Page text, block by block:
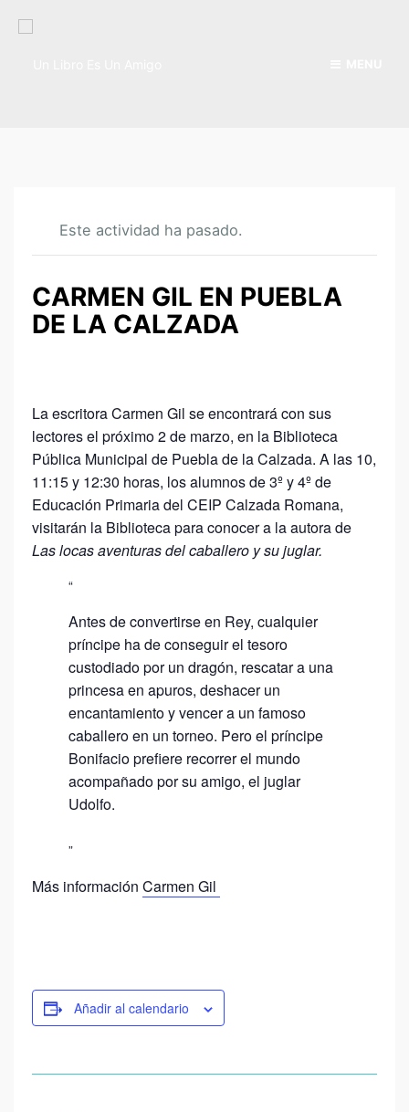
Este actividad ha pasado.
CARMEN GIL EN PUEBLA
DE LA CALZADA
La escritora Carmen Gil se encontrará con sus
lectores el próximo 2 de marzo, en la Biblioteca
Pública Municipal de Puebla de la Calzada. A las 10,
11:15 y 12:30 horas, los alumnos de 3º y 4º de
Educación Primaria del CEIP Calzada Romana,
visitarán la Biblioteca para conocer a la autora de
Las locas aventuras del caballero y su juglar.
Antes de convertirse en Rey, cualquier
príncipe ha de conseguir el tesoro
custodiado por un dragón, rescatar a una
princesa en apuros, deshacer un
encantamiento y vencer a un famoso
caballero en un torneo. Pero el príncipe
Bonifacio prefiere recorrer el mundo
acompañado por su amigo, el juglar
Udolfo.
Más información Carmen Gil
Añadir al calendario